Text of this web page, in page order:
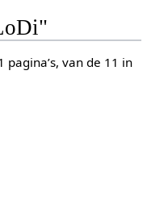
van de 11 in